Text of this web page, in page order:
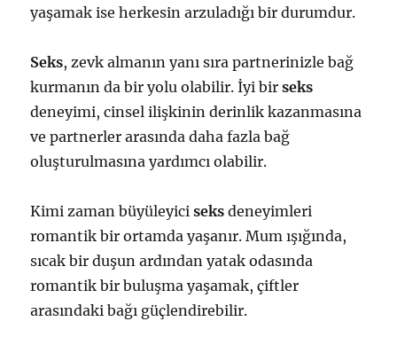
yaşamak ise herkesin arzuladığı bir durumdur.
Seks, zevk almanın yanı sıra partnerinizle bağ
kurmanın da bir yolu olabilir. İyi birseks
deneyimi, cinsel ilişkinin derinlik kazanmasına
ve partnerler arasında daha fazla bağ
oluşturulmasına yardımcı olabilir.
Kimi zaman büyüleyiciseks deneyimleri
romantik bir ortamda yaşanır. Mum ışığında,
sıcak bir duşun ardından yatak odasında
romantik bir buluşma yaşamak, çiftler
arasındaki bağı güçlendirebilir.